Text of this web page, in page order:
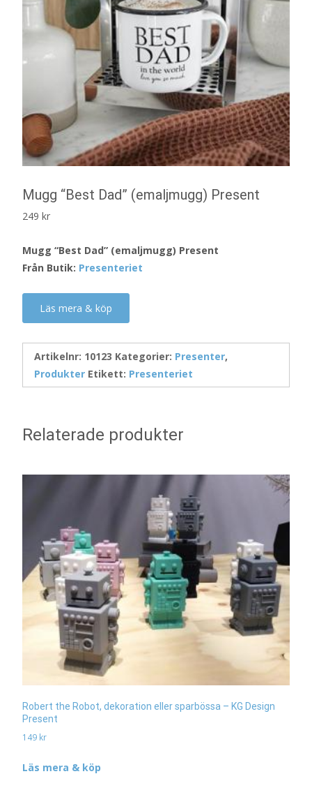
Mugg “Best Dad” (emaljmugg) Present
249 kr
Mugg “Best Dad” (emaljmugg) Present
Från Butik: Presenteriet
Läs mera & köp
Artikelnr: 10123 Kategorier: Presenter,
Produkter Etikett: Presenteriet
Relaterade produkter
Robert the Robot, dekoration eller sparbössa – KG Design
Present
149 kr
Läs mera & köp